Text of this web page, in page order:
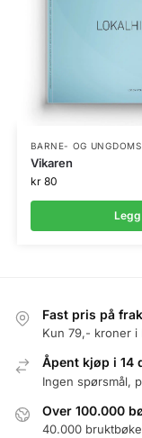
BARNE- OG
Vikaren
kr80
Fast pris på
Kun 79,- kroner i
Åpent kjøp i 14
Ingen spørsmål,
Over 100.000
40.000